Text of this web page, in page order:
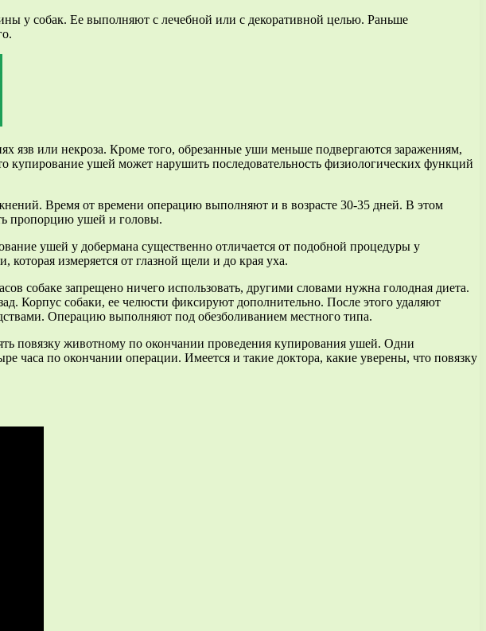
у собак. Ее выполняют с лечебной или с декоративной целью. Раньше
или некроза. Кроме того, обрезанные уши меньше подвергаются заражениям,
ушей может нарушить последовательность физиологических функций
Время от времени операцию выполняют и в возрасте 30-35 дней. В этом
пропорцию ушей и головы.
ушей у добермана существенно отличается от подобной процедуры у
измеряется от глазной щели и до края уха.
собаке запрещено ничего использовать, другими словами нужна голодная диета.
Корпус собаки, ее челюсти фиксируют дополнительно. После этого удаляют
Операцию выполняют под обезболиванием местного типа.
повязку животному по окончании проведения купирования ушей. Одни
часа по окончании операции. Имеется и такие доктора, какие уверены, что повязку